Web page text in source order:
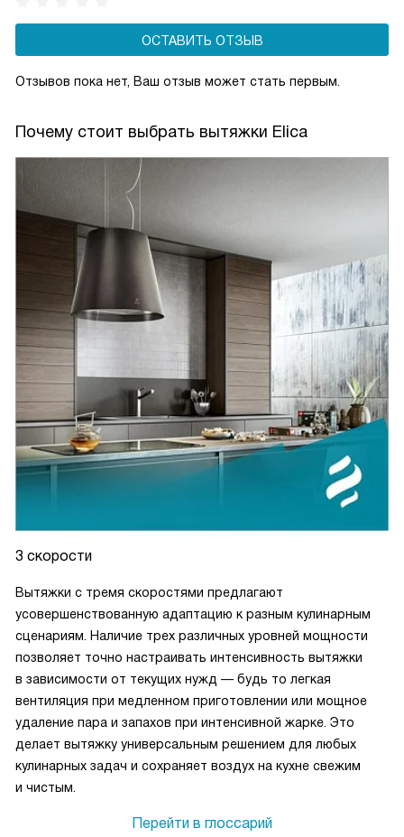
ОСТАВИТЬ ОТЗЫВ
Отзывов пока нет, Ваш отзыв может стать первым.
Почему стоит выбрать вытяжки Elica
3 скорости
Вытяжки с тремя скоростями предлагают
усовершенствованную адаптацию к разным кулинарным
сценариям. Наличие трех различных уровней мощности
позволяет точно настраивать интенсивность вытяжки
в зависимости от текущих нужд — будь то легкая
вентиляция при медленном приготовлении или мощное
удаление пара и запахов при интенсивной жарке. Это
делает вытяжку универсальным решением для любых
кулинарных задач и сохраняет воздух на кухне свежим
и чистым.
Перейти в глоссарий